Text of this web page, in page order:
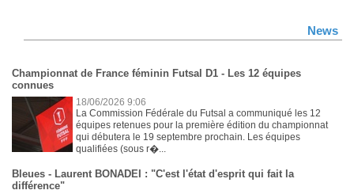
News
Championnat de France féminin Futsal D1 - Les 12 équipes
connues
18/06/2026 9:06
La Commission Fédérale du Futsal a communiqué les 12
équipes retenues pour la première édition du championnat
qui débutera le 19 septembre prochain. Les équipes
qualifiées (sous r�...
Bleues - Laurent BONADEI : "C'est l'état d'esprit qui fait la
différence"